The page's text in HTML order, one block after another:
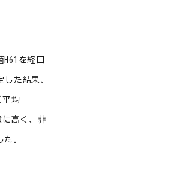
を経口
た結果、
平均
に高く、非
。